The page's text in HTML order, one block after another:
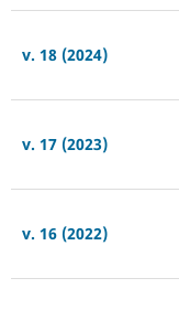
v. 18 (2024)
v. 17 (2023)
v. 16 (2022)